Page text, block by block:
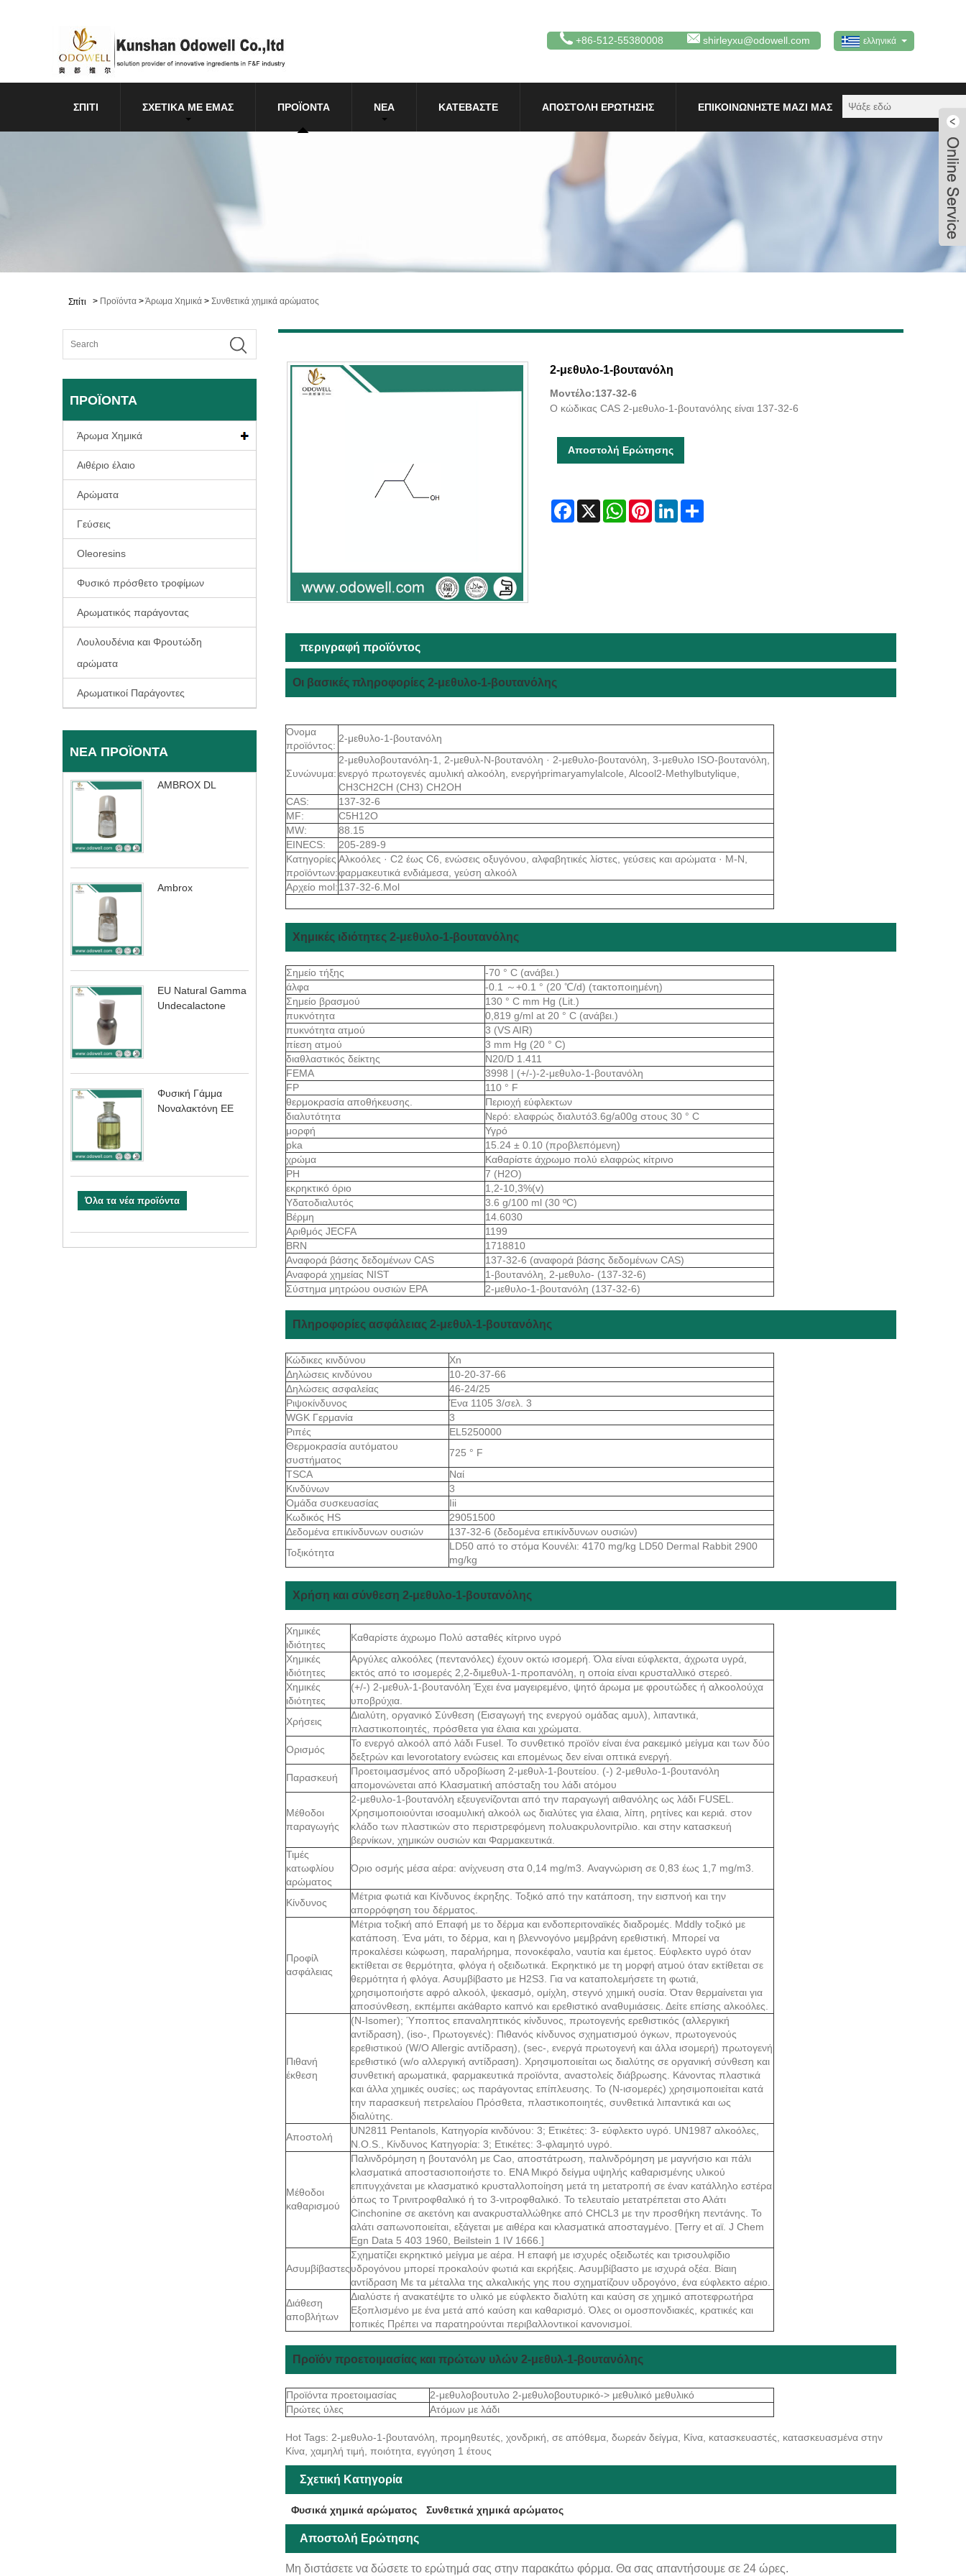
ελληνικά
+86-512-55380008 shirleyxu@odowell.com
ΣΠΊΤΙ ΣΧΕΤΙΚΆ ΜΕ ΕΜΆΣ ΠΡΟΪΌΝΤΑ ΝΈΑ ΚΑΤΕΒΆΣΤΕ ΑΠΟΣΤΟΛΉ ΕΡΏΤΗΣΗΣ ΕΠΙΚΟΙΝΩΝΉΣΤΕ ΜΑΖΊ ΜΑΣ
Σπίτι > Προϊόντα >Άρωμα Χημικά > Συνθετικά χημικά αρώματος
ΠΡΟΪΌΝΤΑ
Άρωμα Χημικά
Αιθέριο έλαιο
Αρώματα
Γεύσεις
Oleoresins
Φυσικό πρόσθετο τροφίμων
Αρωματικός παράγοντας
Λουλουδένια και Φρουτώδη
αρώματα
Αρωματικοί Παράγοντες
ΝΈΑ ΠΡΟΪΌΝΤΑ
AMBROX DL
Ambrox
EU Natural Gamma
Undecalactone
Φυσική Γάμμα
Νοναλακτόνη ΕΕ
Όλα τα νέα προϊόντα
2-μεθυλο-1-βουτανόλη
Μοντέλο:137-32-6
Ο κώδικας CAS 2-μεθυλο-1-βουτανόλης είναι 137-32-6
Αποστολή Ερώτησης
Facebook
X WhatsAppPinterestLinkedInShare
περιγραφή προϊόντος
Οι βασικές πληροφορίες 2-μεθυλο-1-βουτανόλης
Όνομα
προϊόντος:
2-μεθυλο-1-βουτανόλη
Συνώνυμα:
2-μεθυλοβουτανόλη-1, 2-μεθυλ-Ν-βουτανόλη · 2-μεθυλο-βουτανόλη, 3-μεθυλο ISO-βουτανόλη,
ενεργό πρωτογενές αμυλική αλκοόλη, ενεργήprimaryamylalcole, Alcool2-Methylbutylique,
CH3CH2CH (CH3) CH2OH
CAS:
137-32-6
MF:
C5H12O
MW:
88.15
EINECS:
205-289-9
Κατηγορίες
προϊόντων:
Αλκοόλες · C2 έως C6, ενώσεις οξυγόνου, αλφαβητικές λίστες, γεύσεις και αρώματα · M-N,
φαρμακευτικά ενδιάμεσα, γεύση αλκοόλ
Αρχείο mol:137-32-6.Mol
Χημικές ιδιότητες 2-μεθυλο-1-βουτανόλης
Σημείο τήξης
-70 ° C (ανάβει.)
άλφα
-0.1 ～+0.1 ° (20 ℃/d) (τακτοποιημένη)
Σημείο βρασμού
130 ° C mm Hg (Lit.)
πυκνότητα
0,819 g/ml at 20 ° C (ανάβει.)
πυκνότητα ατμού
3 (VS AIR)
πίεση ατμού
3 mm Hg (20 ° C)
διαθλαστικός δείκτης
N20/D 1.411
FEMA
3998 | (+/-)-2-μεθυλο-1-βουτανόλη
FP
110 ° F
θερμοκρασία αποθήκευσης.
Περιοχή εύφλεκτων
διαλυτότητα
Νερό: ελαφρώς διαλυτό3.6g/a00g στους 30 ° C
μορφή
Υγρό
pka
15.24 ± 0.10 (προβλεπόμενη)
χρώμα
Καθαρίστε άχρωμο πολύ ελαφρώς κίτρινο
ΡΗ
7 (H2O)
εκρηκτικό όριο
1,2-10,3%(v)
Υδατοδιαλυτός
3.6 g/100 ml (30 ºC)
Βέρμη
14.6030
Αριθμός JECFA
1199
BRN
1718810
Αναφορά βάσης δεδομένων CAS
137-32-6 (αναφορά βάσης δεδομένων CAS)
Αναφορά χημείας NIST
1-βουτανόλη, 2-μεθυλο- (137-32-6)
Σύστημα μητρώου ουσιών EPA
2-μεθυλο-1-βουτανόλη (137-32-6)
Πληροφορίες ασφάλειας 2-μεθυλ-1-βουτανόλης
Κώδικες κινδύνου
Xn
Δηλώσεις κινδύνου
10-20-37-66
Δηλώσεις ασφαλείας
46-24/25
Ριψοκίνδυνος
Ένα 1105 3/σελ. 3
WGK Γερμανία
3
Ριπές
EL5250000
Θερμοκρασία αυτόματου
συστήματος
725 ° F
TSCA
Ναί
Κινδύνων
3
Ομάδα συσκευασίας
Iii
Κωδικός HS
29051500
Δεδομένα επικίνδυνων ουσιών
137-32-6 (δεδομένα επικίνδυνων ουσιών)
Τοξικότητα
LD50 από το στόμα Κουνέλι: 4170 mg/kg LD50 Dermal Rabbit 2900
mg/kg
Χρήση και σύνθεση 2-μεθυλο-1-βουτανόλης
Χημικές
ιδιότητες
Καθαρίστε άχρωμο Πολύ ασταθές κίτρινο υγρό
Χημικές
ιδιότητες
Αργύλες αλκοόλες (πεντανόλες) έχουν οκτώ ισομερή. Όλα είναι εύφλεκτα, άχρωτα υγρά,
εκτός από το ισομερές 2,2-διμεθυλ-1-προπανόλη, η οποία είναι κρυσταλλικό στερεό.
Χημικές
ιδιότητες
(+/-) 2-μεθυλ-1-βουτανόλη Έχει ένα μαγειρεμένο, ψητό άρωμα με φρουτώδες ή αλκοολούχα
υποβρύχια.
Χρήσεις
Διαλύτη, οργανικό Σύνθεση (Εισαγωγή της ενεργού ομάδας αμυλ), λιπαντικά,
πλαστικοποιητές, πρόσθετα για έλαια και χρώματα.
Ορισμός
Το ενεργό αλκοόλ από λάδι Fusel. Το συνθετικό προϊόν είναι ένα ρακεμικό μείγμα και των δύο
δεξτρών και levorotatory ενώσεις και επομένως δεν είναι οπτικά ενεργή.
Παρασκευή
Προετοιμασμένος από υδροβίωση 2-μεθυλ-1-βουτείου. (-) 2-μεθυλο-1-βουτανόλη
απομονώνεται από Κλασματική απόσταξη του λάδι ατόμου
Μέθοδοι
παραγωγής
2-μεθυλο-1-βουτανόλη εξευγενίζονται από την παραγωγή αιθανόλης ως λάδι FUSEL.
Χρησιμοποιούνται ισοαμυλική αλκοόλ ως διαλύτες για έλαια, λίπη, ρητίνες και κεριά. στον
κλάδο των πλαστικών στο περιστρεφόμενη πολυακρυλονιτρίλιο. και στην κατασκευή
βερνίκων, χημικών ουσιών και Φαρμακευτικά.
Τιμές
κατωφλίου
αρώματος
Όριο οσμής μέσα αέρα: ανίχνευση στα 0,14 mg/m3. Αναγνώριση σε 0,83 έως 1,7 mg/m3.
Κίνδυνος
Μέτρια φωτιά και Κίνδυνος έκρηξης. Τοξικό από την κατάποση, την εισπνοή και την
απορρόφηση του δέρματος.
Προφίλ
ασφάλειας
Μέτρια τοξική από Επαφή με το δέρμα και ενδοπεριτοναϊκές διαδρομές. Mddly τοξικό με
κατάποση. Ένα μάτι, το δέρμα, και η βλεννογόνο μεμβράνη ερεθιστική. Μπορεί να
προκαλέσει κώφωση, παραλήρημα, πονοκέφαλο, ναυτία και έμετος. Εύφλεκτο υγρό όταν
εκτίθεται σε θερμότητα, φλόγα ή οξειδωτικά. Εκρηκτικό με τη μορφή ατμού όταν εκτίθεται σε
θερμότητα ή φλόγα. Ασυμβίβαστο με H2S3. Για να καταπολεμήσετε τη φωτιά,
χρησιμοποιήστε αφρό αλκοόλ, ψεκασμό, ομίχλη, στεγνό χημική ουσία. Όταν θερμαίνεται για
αποσύνθεση, εκπέμπει ακάθαρτο καπνό και ερεθιστικό αναθυμιάσεις. Δείτε επίσης αλκοόλες.
Πιθανή
έκθεση
(N-Isomer); Ύποπτος επαναληπτικός κίνδυνος, πρωτογενής ερεθιστικός (αλλεργική
αντίδραση), (iso-, Πρωτογενές): Πιθανός κίνδυνος σχηματισμού όγκων, πρωτογενούς
ερεθιστικού (W/O Allergic αντίδραση), (sec-, ενεργά πρωτογενή και άλλα ισομερή) πρωτογενή
ερεθιστικό (w/o αλλεργική αντίδραση). Χρησιμοποιείται ως διαλύτης σε οργανική σύνθεση και
συνθετική αρωματικά, φαρμακευτικά προϊόντα, αναστολείς διάβρωσης. Κάνοντας πλαστικά
και άλλα χημικές ουσίες; ως παράγοντας επίπλευσης. Το (Ν-ισομερές) χρησιμοποιείται κατά
την παρασκευή πετρελαίου Πρόσθετα, πλαστικοποιητές, συνθετικά λιπαντικά και ως
διαλύτης.
Αποστολή
UN2811 Pentanols, Κατηγορία κινδύνου: 3; Ετικέτες: 3- εύφλεκτο υγρό. UN1987 αλκοόλες,
N.O.S., Κίνδυνος Κατηγορία: 3; Ετικέτες: 3-φλαμητό υγρό.
Μέθοδοι
καθαρισμού
Παλινδρόμηση η βουτανόλη με Cao, αποστάτρωση, παλινδρόμηση με μαγνήσιο και πάλι
κλασματικά αποστασιοποιήστε το. ΕΝΑ Μικρό δείγμα υψηλής καθαρισμένης υλικού
επιτυγχάνεται με κλασματικό κρυσταλλοποίηση μετά τη μετατροπή σε έναν κατάλληλο εστέρα
όπως το Τρινιτροφθαλικό ή το 3-νιτροφθαλικό. Το τελευταίο μετατρέπεται στο Αλάτι
Cinchonine σε ακετόνη και ανακρυσταλλώθηκε από CHCL3 με την προσθήκη πεντάνης. Το
αλάτι σαπωνοποιείται, εξάγεται με αιθέρα και κλασματικά αποσταγμένο. [Terry et αϊ. J Chem
Egn Data 5 403 1960, Beilstein 1 IV 1666.]
Ασυμβίβαστες
Σχηματίζει εκρηκτικό μείγμα με αέρα. Η επαφή με ισχυρές οξειδωτές και τρισουλφίδιο
υδρογόνου μπορεί προκαλούν φωτιά και εκρήξεις. Ασυμβίβαστο με ισχυρά οξέα. Βίαιη
αντίδραση Με τα μέταλλα της αλκαλικής γης που σχηματίζουν υδρογόνο, ένα εύφλεκτο αέριο.
Διάθεση
αποβλήτων
Διαλύστε ή ανακατέψτε το υλικό με εύφλεκτο διαλύτη και καύση σε χημικό αποτεφρωτήρα
Εξοπλισμένο με ένα μετά από καύση και καθαρισμό. Όλες οι ομοσπονδιακές, κρατικές και
τοπικές Πρέπει να παρατηρούνται περιβαλλοντικοί κανονισμοί.
Προϊόν προετοιμασίας και πρώτων υλών 2-μεθυλ-1-βουτανόλης
Προϊόντα προετοιμασίας
2-μεθυλοβουτυλο 2-μεθυλοβουτυρικό-> μεθυλικό μεθυλικό
Πρώτες ύλες
Ατόμων με λάδι
Hot Tags: 2-μεθυλο-1-βουτανόλη, προμηθευτές, χονδρική, σε απόθεμα, δωρεάν δείγμα, Κίνα, κατασκευαστές, κατασκευασμένα στην
Κίνα, χαμηλή τιμή, ποιότητα, εγγύηση 1 έτους
Σχετική Κατηγορία
Φυσικά χημικά αρώματος Συνθετικά χημικά αρώματος
Αποστολή Ερώτησης
Μη διστάσετε να δώσετε το ερώτημά σας στην παρακάτω φόρμα. Θα σας απαντήσουμε σε 24 ώρες.